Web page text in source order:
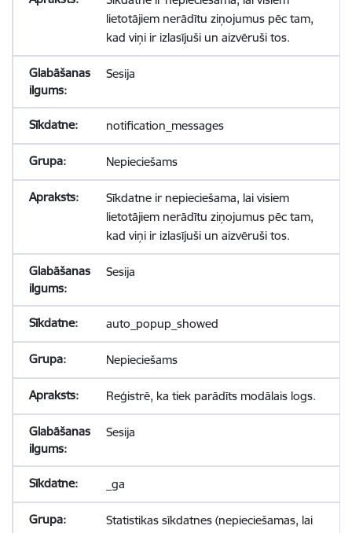
lietotājiem nerādītu ziņojumus pēc tam,
kad viņi ir izlasījuši un aizvēruši tos.
Sesija
notification_messages
Nepieciešams
Sīkdatne ir nepieciešama, lai visiem
lietotājiem nerādītu ziņojumus pēc tam,
kad viņi ir izlasījuši un aizvēruši tos.
Sesija
auto_popup_showed
Nepieciešams
Reģistrē, ka tiek parādīts modālais logs.
Sesija
_ga
Statistikas sīkdatnes (nepieciešamas, lai